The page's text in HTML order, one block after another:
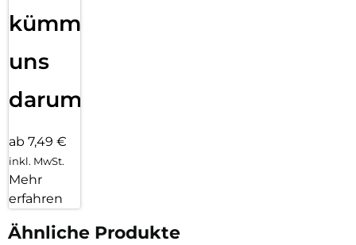
kümmern
uns
darum!
ab 7,49 €
inkl. MwSt.
Mehr
erfahren
Ähnliche Produkte